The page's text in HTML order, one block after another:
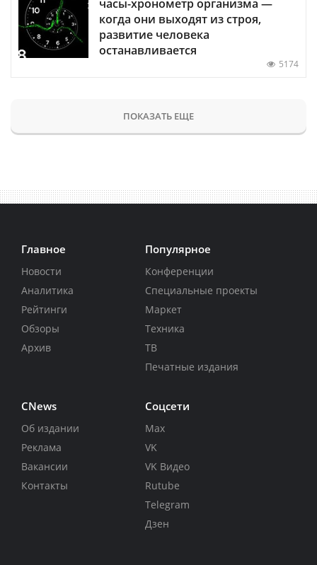
часы-хронометр организма —
когда они выходят из строя,
развитие человека
останавливается
5174
ПОКАЗАТЬ ЕЩЕ
Главное
Новости
Аналитика
Рейтинги
Обзоры
Архив
Популярное
Конференции
Специальные проекты
Маркет
Техника
ТВ
Печатные издания
CNews
Об издании
Реклама
Вакансии
Контакты
Соцсети
Max
VK
VK Видео
Rutube
Telegram
Дзен